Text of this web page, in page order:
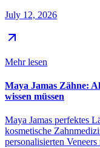
July 12, 2026
Mehr lesen
Maya Jamas Zähne:
wissen müssen
Maya Jamas perfektes
kosmetische
personalisierten